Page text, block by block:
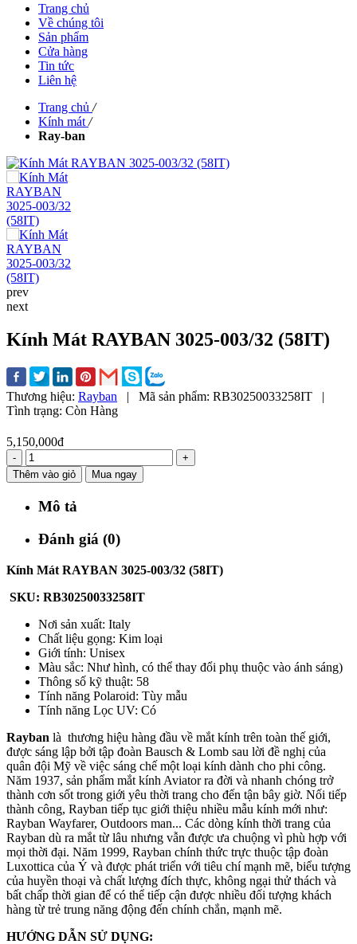
Trang chủ
Về chúng tôi
Sản phẩm
Cửa hàng
Tin tức
Liên hệ
Trang chủ /
Kính mát /
Ray-ban
prev
next
Kính Mát RAYBAN 3025-003/32 (58IT)
Thương hiệu: Rayban | Mã sản phẩm: RB30250033258IT
|
Tình trạng: Còn Hàng
5,150,000đ
-
+
Thêm vào giỏ
Mua ngay
Mô tả
Đánh giá (0)
Kính Mát RAYBAN 3025-003/32 (58IT)
SKU: RB30250033258IT
Nơi sản xuất: Italy
Chất liệu gọng: Kim loại
Giới tính: Unisex
Màu sắc: Như hình, có thể thay đổi phụ thuộc vào ánh sáng)
Thông số kỹ thuật: 58
Tính năng Polaroid: Tùy mẫu
Tính năng Lọc UV: Có
Rayban là thương hiệu hàng đầu về mắt kính trên toàn thế giới,
được sáng lập bởi tập đoàn Bausch & Lomb sau lời đề nghị của
quân đội Mỹ về việc sáng chế một loại kính dành cho phi công.
Năm 1937, sản phẩm mắt kính Aviator ra đời và nhanh chóng trở
thành cơn sốt trong giới yêu thời trang cho đến tận bây giờ. Nối tiếp
thành công, Rayban tiếp tục giới thiệu nhiều mẫu kính mới như:
Rayban Wayfarer, Outdoors man... Các dòng kính thời trang của
Rayban dù ra mắt từ lâu nhưng vẫn được ưa chuộng vì phù hợp với
mọi thời đại. Năm 1999, Rayban chính thức trực thuộc tập đoàn
Luxottica của Ý và được phát triển với tiêu chí mạnh mẽ, biểu tượng
của huyền thoại và chất lượng đích thực, không ngại thử thách và
bất chấp thời gian để có thể tiếp cận được nhiều đối tượng khách
hàng từ trẻ trung năng động đến chính chắn, mạnh mẽ.
HƯỚNG DẪN SỬ DỤNG: